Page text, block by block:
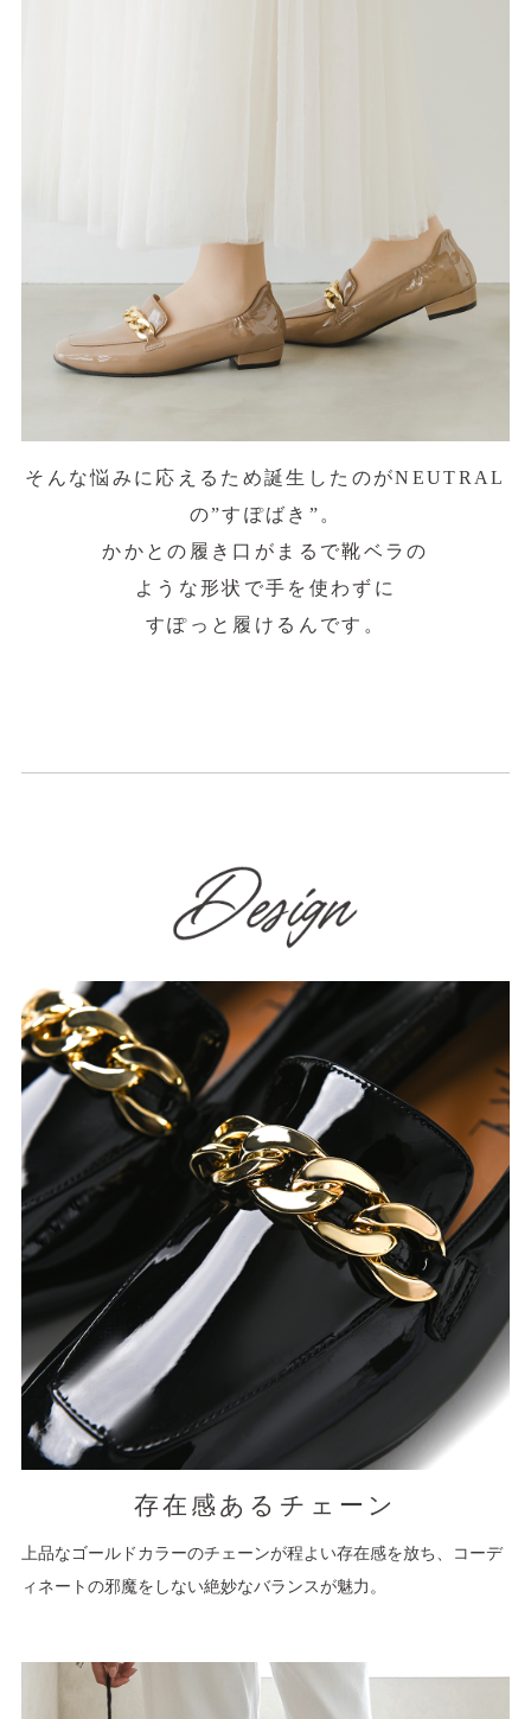
そんな悩みに応えるため誕生したのがNEUTRAL
の”すぽばき”。
かかとの履き口がまるで靴ベラの
ような形状で手を使わずに
すぽっと履けるんです。
存在感あるチェーン
上品なゴールドカラーのチェーンが程よい存在感を放ち、コーデ
ィネートの邪魔をしない絶妙なバランスが魅力。